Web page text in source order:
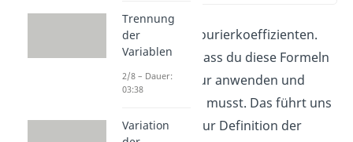
Das sind die Fourierkoeffizienten.
Das Gute ist, dass du diese Formeln
in der Regel nur anwenden und
nicht herleiten musst. Das führt uns
direkt weiter zur Definition der
Trennung
der
Variablen
2/8 – Dauer:
03:38
Variation